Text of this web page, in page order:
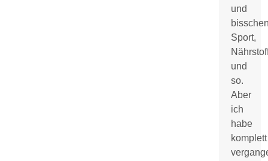
und
Sport,
und
so.
Aber
ich
habe
komplett